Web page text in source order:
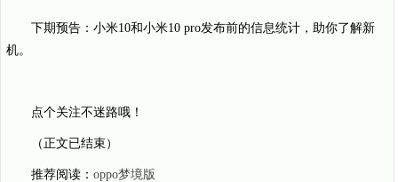
下期预告：小米10和小米10 pro发布前的信息统计，助你了解新
机。
点个关注不迷路哦！
（正文已结束）
推荐阅读： oppo梦境版